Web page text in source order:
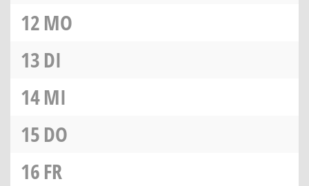
12MO
13DI
14MI
15DO
16FR